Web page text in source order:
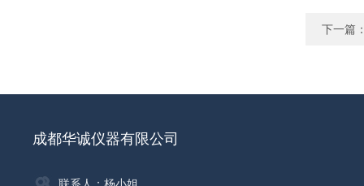
下一篇
成都华诚仪器有限公司